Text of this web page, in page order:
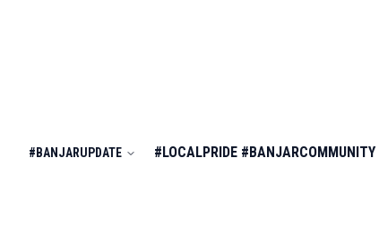
#BANJARUPDATE #LOCALPRIDE #BANJARCOMMUNITY